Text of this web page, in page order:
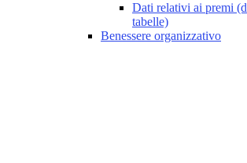
Dati relativi ai premi
tabelle)
Benessere organizzativo